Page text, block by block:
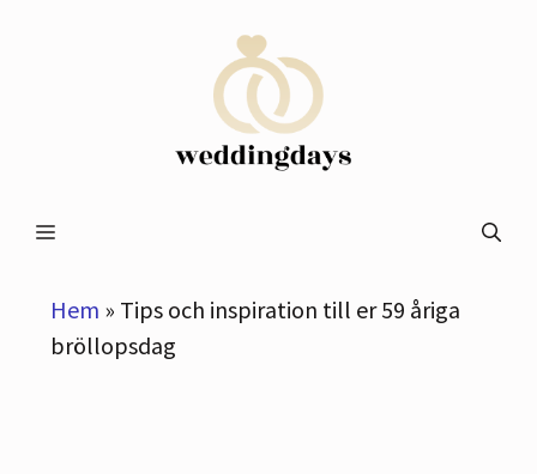
Meny
Hem » Tips och inspiration till er 59 åriga
bröllopsdag